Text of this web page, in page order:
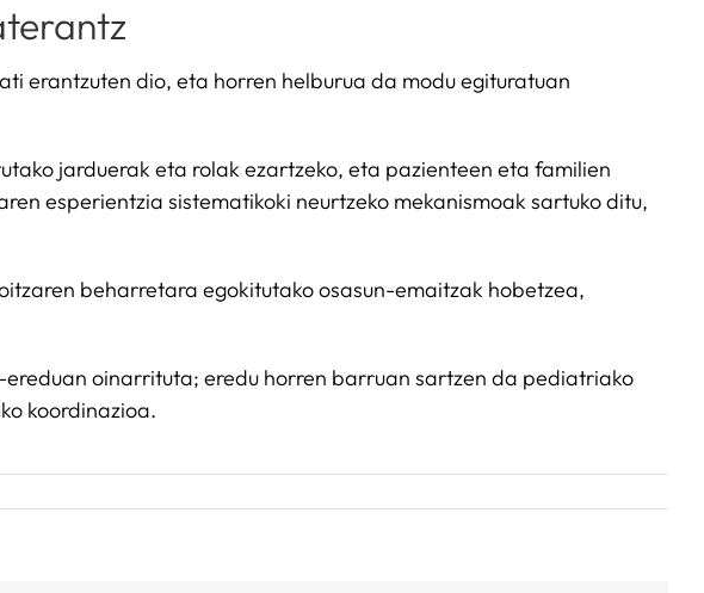
erantzuten dio, eta horren helburua da modu egituratuan
jarduerak eta rolak ezartzeko, eta pazienteen eta familien
esperientzia sistematikoki neurtzeko mekanismoak sartuko ditu,
beharretara egokitutako osasun-emaitzak hobetzea,
oinarrituta; eredu horren barruan sartzen da pediatriako
koordinazioa.